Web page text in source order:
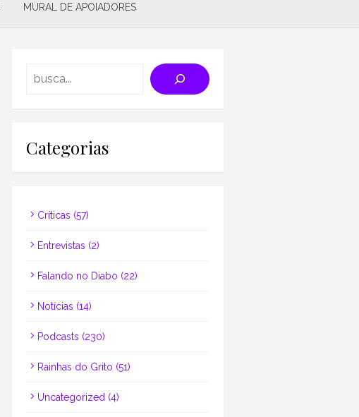
MURAL DE APOIADORES
Categorias
Críticas (57)
Entrevistas (2)
Falando no Diabo (22)
Notícias (14)
Podcasts (230)
Rainhas do Grito (51)
Uncategorized (4)